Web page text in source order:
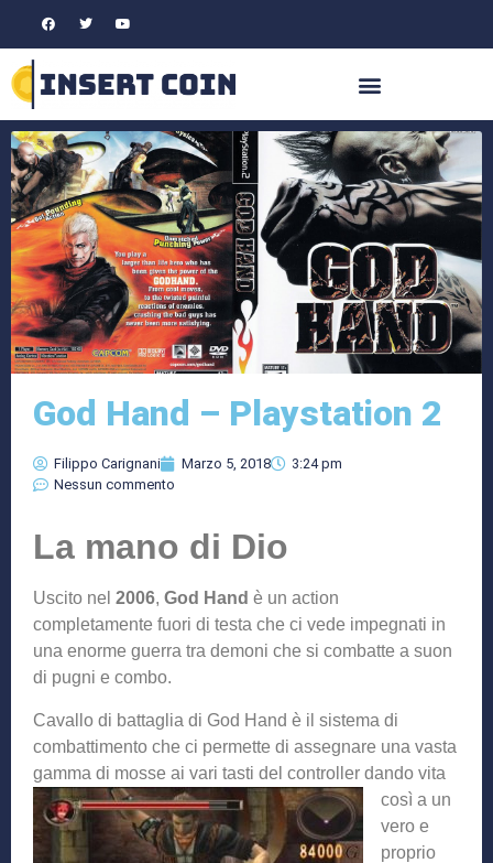
God Hand – Playstation 2
Filippo Carignani Marzo 5, 2018
3:24 pm
Nessun commento
La mano di Dio
Uscito nel 2006, God Hand è un action
completamente fuori di testa che ci vede impegnati in
una enorme guerra tra demoni che si combatte a suon
di pugni e combo.
Cavallo di battaglia di God Hand è il sistema di
combattimento che ci permette di assegnare una vasta
gamma di mosse ai vari tasti del controller dando vita
così a un
vero e
proprio